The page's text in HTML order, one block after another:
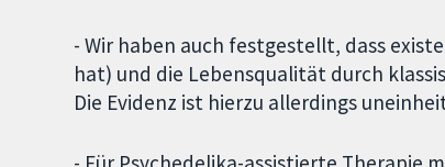
- Wir haben auch festgestellt, dass
hat) und die Lebensqualität durch
Die Evidenz ist hierzu allerdings